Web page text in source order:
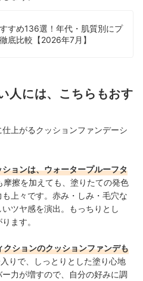
すめ136選！年代・肌質別にプ
底比較【2026年7月】
人には、こちらもおす
上がるクッションファンデーシ
ョンは、ウォータープルーフタ
摩擦を加えても、塗りたての発色
上々です。赤み・しみ・毛穴な
ツヤ感を演出。もっちりとし
ます。
ションのクッションファンデも
りで、しっとりとした塗り心地
力が増すので、自分の好みに調